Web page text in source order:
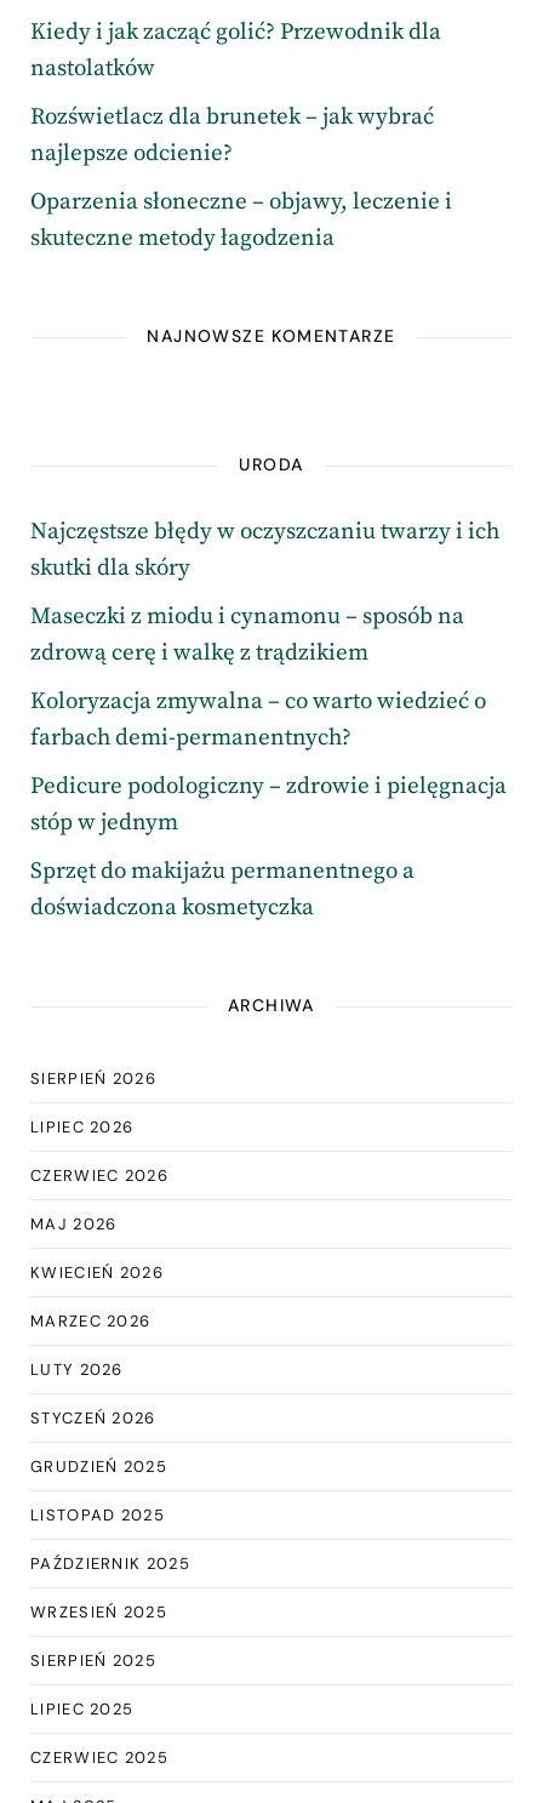
Kiedy i jak zacząć golić? Przewodnik dla
nastolatków
Rozświetlacz dla brunetek – jak wybrać
najlepsze odcienie?
Oparzenia słoneczne – objawy, leczenie i
skuteczne metody łagodzenia
NAJNOWSZE KOMENTARZE
URODA
Najczęstsze błędy w oczyszczaniu twarzy i ich
skutki dla skóry
Maseczki z miodu i cynamonu – sposób na
zdrową cerę i walkę z trądzikiem
Koloryzacja zmywalna – co warto wiedzieć o
farbach demi-permanentnych?
Pedicure podologiczny – zdrowie i pielęgnacja
stóp w jednym
Sprzęt do makijażu permanentnego a
doświadczona kosmetyczka
ARCHIWA
SIERPIEŃ 2026
LIPIEC 2026
CZERWIEC 2026
MAJ 2026
KWIECIEŃ 2026
MARZEC 2026
LUTY 2026
STYCZEŃ 2026
GRUDZIEŃ 2025
LISTOPAD 2025
PAŹDZIERNIK 2025
WRZESIEŃ 2025
SIERPIEŃ 2025
LIPIEC 2025
CZERWIEC 2025